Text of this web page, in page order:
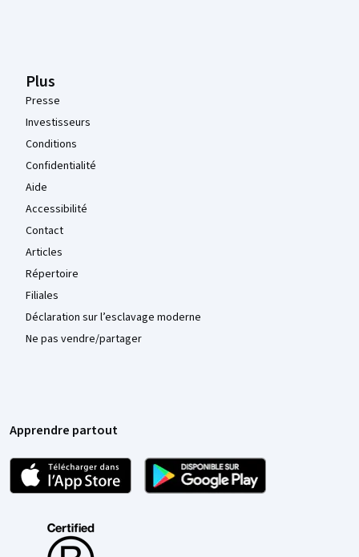
Plus
Presse
Investisseurs
Conditions
Confidentialité
Aide
Accessibilité
Contact
Articles
Répertoire
Filiales
Déclaration sur l’esclavage moderne
Ne pas vendre/partager
Apprendre partout